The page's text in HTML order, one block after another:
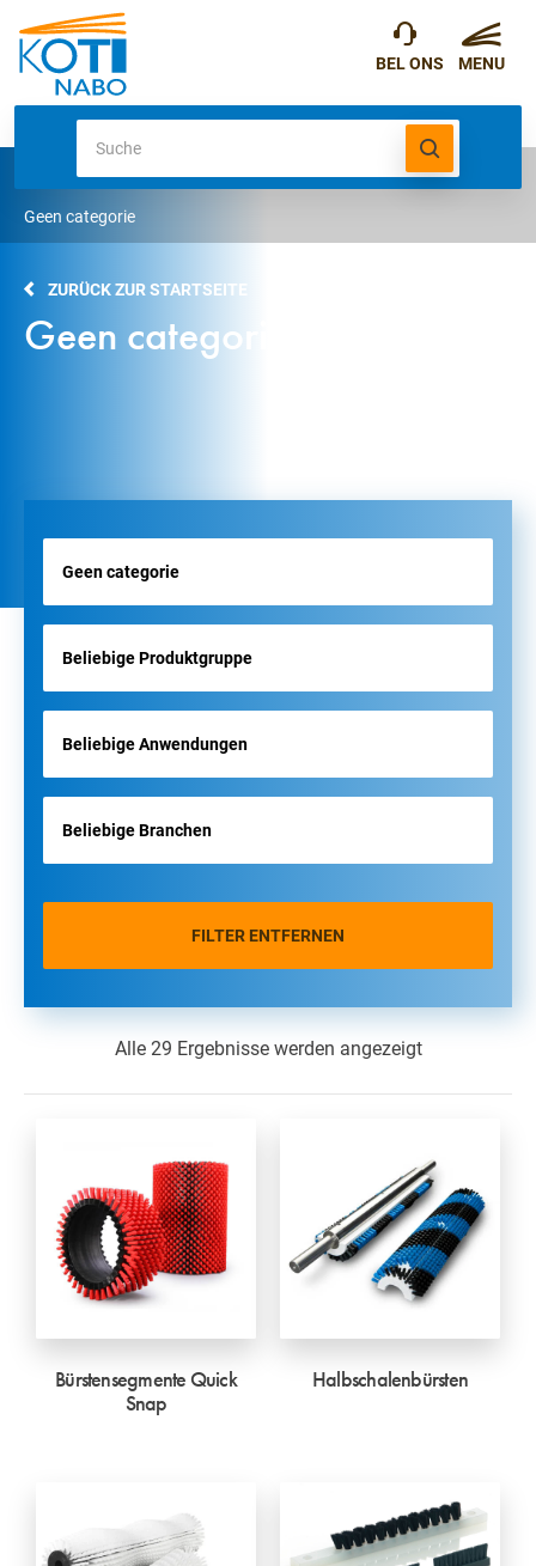
Geen categorie
ZURÜCK ZUR STARTSEITE
Geen categorie
FILTER ENTFERNEN
Alle 29 Ergebnisse werden angezeigt
Bürstensegmente Quick
Snap
Halbschalenbürsten